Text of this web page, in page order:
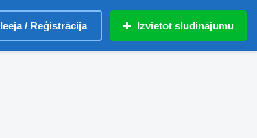
Ieeja / Reģistrācija Izvietot sludinājumu